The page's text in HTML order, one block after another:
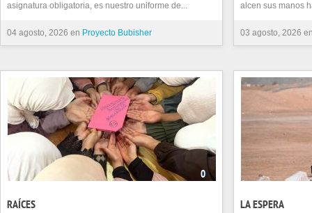
asignatura obligatoria, es nuestro uniforme de...
04 agosto, 2026 en Proyecto Bubisher
alcen sus manos
03 agosto, 2026
0
RAÍCES LA ESPERA